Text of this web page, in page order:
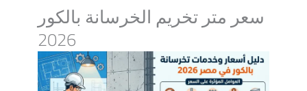
سعر متر تخريم الخرسانة بالكور
2026